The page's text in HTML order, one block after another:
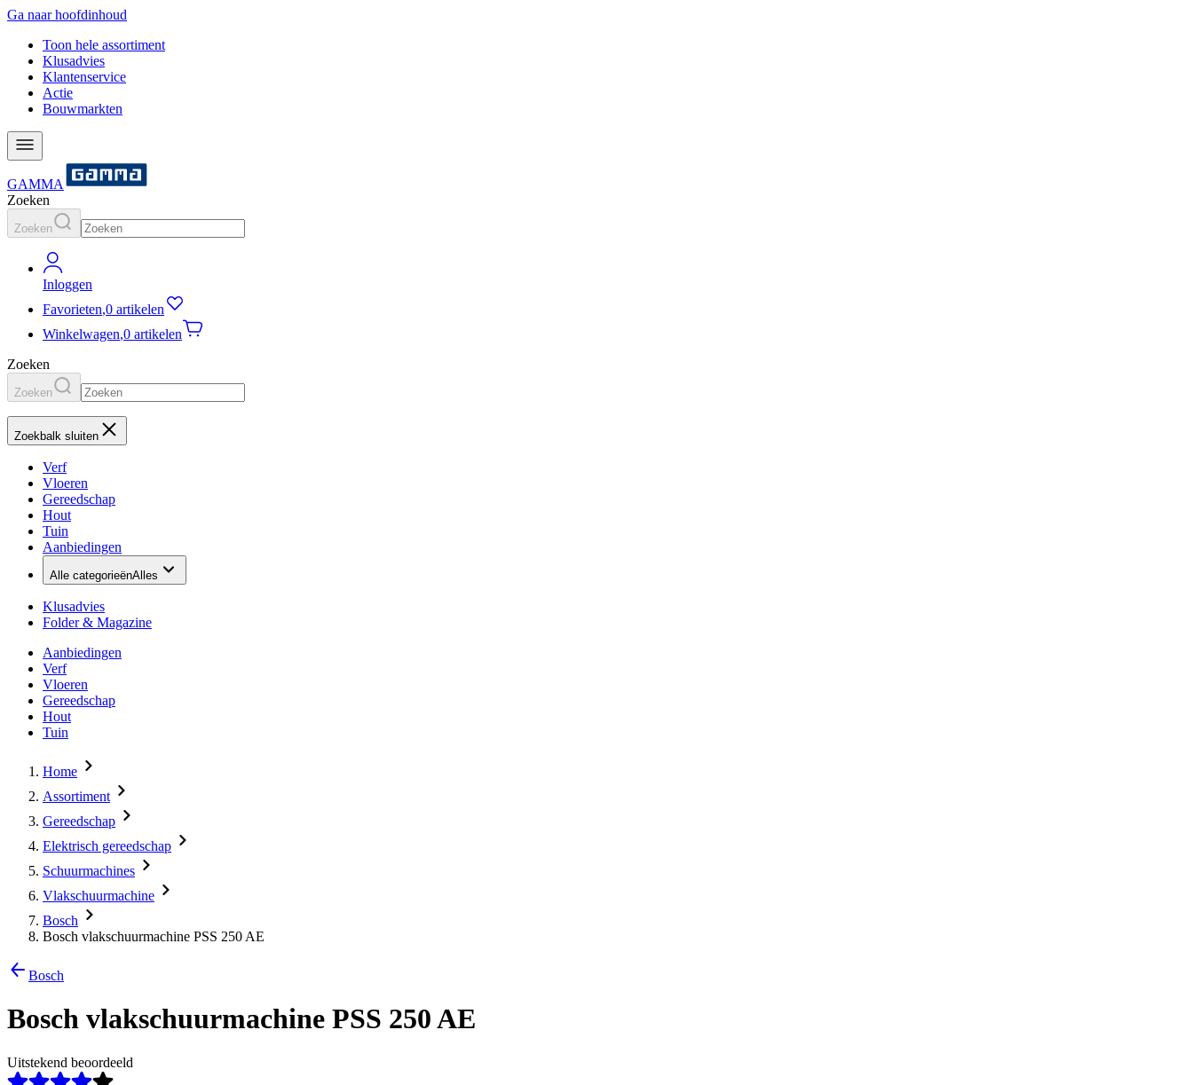
Ga naar hoofdinhoud
Toon hele assortiment
Klusadvies
Klantenservice
Actie
Bouwmarkten
GAMMA
Zoeken
Zoeken
Inloggen
Favorieten,0 artikelen
Winkelwagen,0 artikelen
Zoeken
Zoeken
Zoekbalk sluiten
Verf
Vloeren
Gereedschap
Hout
Tuin
Aanbiedingen
Alle categorieënAlles
Klusadvies
Folder & Magazine
Aanbiedingen
Verf
Vloeren
Gereedschap
Hout
Tuin
Home
Assortiment
Gereedschap
Elektrisch gereedschap
Schuurmachines
Vlakschuurmachine
Bosch
Bosch vlakschuurmachine PSS 250 AE
Bosch
Bosch vlakschuurmachine PSS 250 AE
Uitstekend beoordeeld